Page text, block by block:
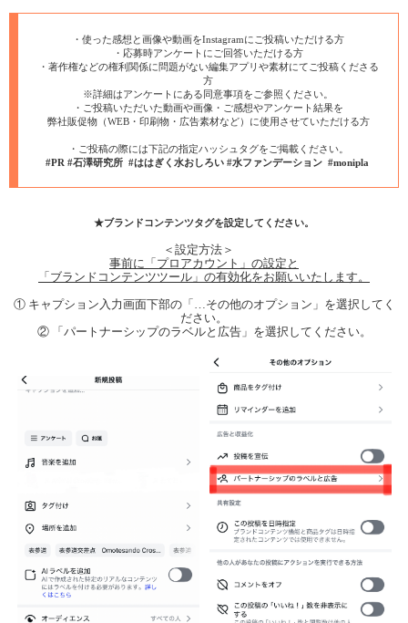
・使った感想と画像や動画をInstagramにご投稿いただける方
・応募時アンケートにご回答いただける方
・著作権などの権利関係に問題がない編集アプリや素材にてご投稿くださる
方
※詳細はアンケートにある同意事項をご参照ください。
・ご投稿いただいた動画や画像・ご感想やアンケート結果を
弊社販促物（WEB・印刷物・広告素材など）に使用させていただける方
・ご投稿の際には下記の指定ハッシュタグをご掲載ください。
#PR #石澤研究所 #ははぎく水おしろい #水ファンデーション #monipla
★ブランドコンテンツタグを設定してください。
＜設定方法＞
事前に「プロアカウント」の設定と
「 ブランドコンテンツツール」の有効化をお願いいたします。
① キャプション入力画面下部の「…その他のオプション」を選択してく
ださい。
② 「パートナーシップのラベルと広告」を選択してください。